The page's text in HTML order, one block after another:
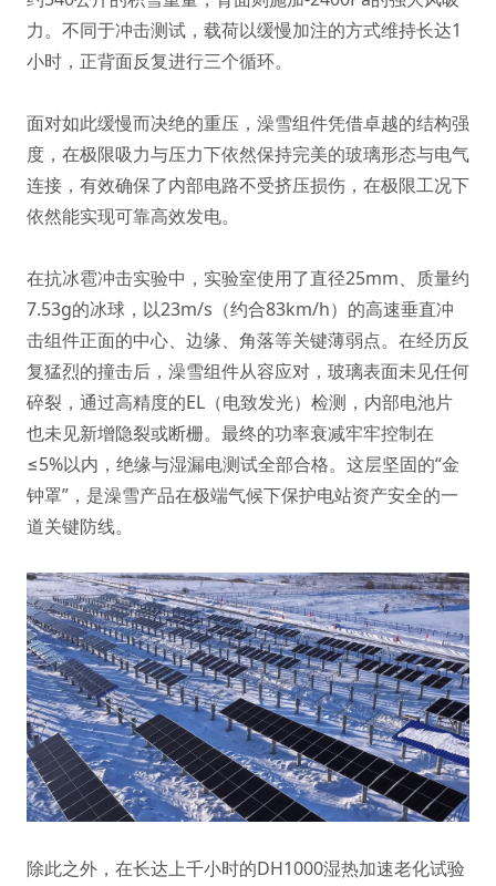
力。不同于冲击测试，载荷以缓慢加注的方式维持长达1
小时，正背面反复进行三个循环。
面对如此缓慢而决绝的重压，澡雪组件凭借卓越的结构强
度，在极限吸力与压力下依然保持完美的玻璃形态与电气
连接，有效确保了内部电路不受挤压损伤，在极限工况下
依然能实现可靠高效发电。
在抗冰雹冲击实验中，实验室使用了直径25mm、质量约
7.53g的冰球，以23m/s（约合83km/h）的高速垂直冲
击组件正面的中心、边缘、角落等关键薄弱点。在经历反
复猛烈的撞击后，澡雪组件从容应对，玻璃表面未见任何
碎裂，通过高精度的EL（电致发光）检测，内部电池片
也未见新增隐裂或断栅。最终的功率衰减牢牢控制在
≤5%以内，绝缘与湿漏电测试全部合格。这层坚固的“金
钟罩”，是澡雪产品在极端气候下保护电站资产安全的一
道关键防线。
除此之外，在长达上千小时的DH1000湿热加速老化试验